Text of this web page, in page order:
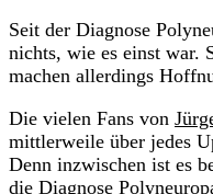
Seit der Diagnose
nichts, wie es einst war.
machen allerdings
Die vielen Fans von
mittlerweile über jedes
Denn inzwischen ist es
die Diagnose